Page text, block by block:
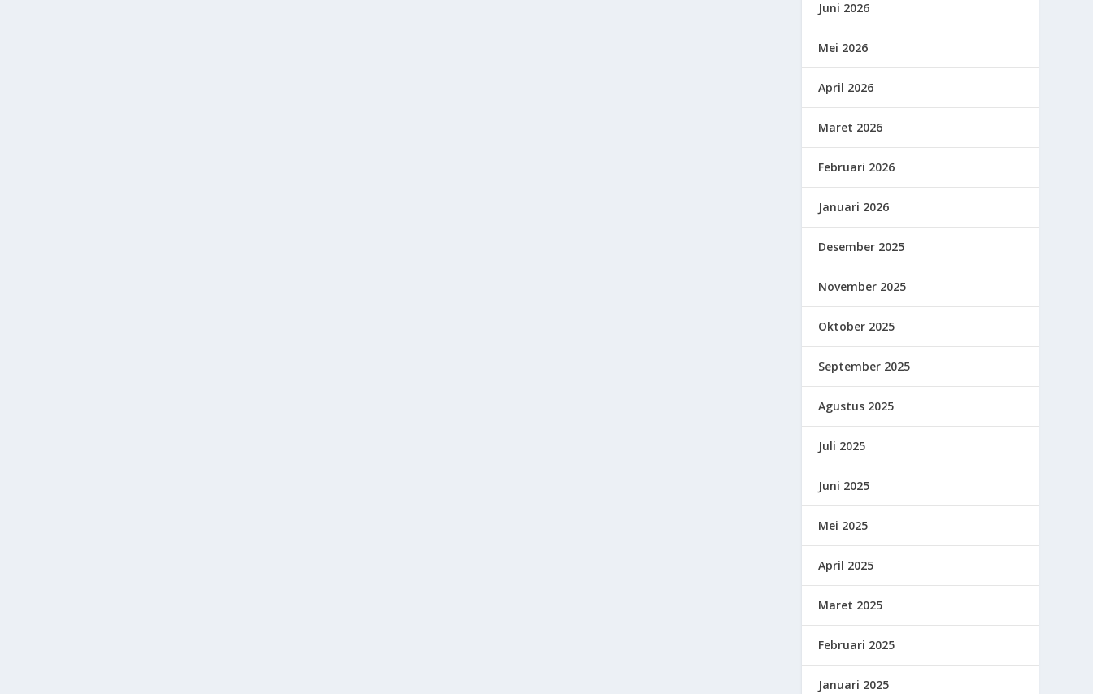
Juni 2026
Mei 2026
April 2026
Maret 2026
Februari 2026
Januari 2026
Desember 2025
November 2025
Oktober 2025
September 2025
Agustus 2025
Juli 2025
Juni 2025
Mei 2025
April 2025
Maret 2025
Februari 2025
Januari 2025